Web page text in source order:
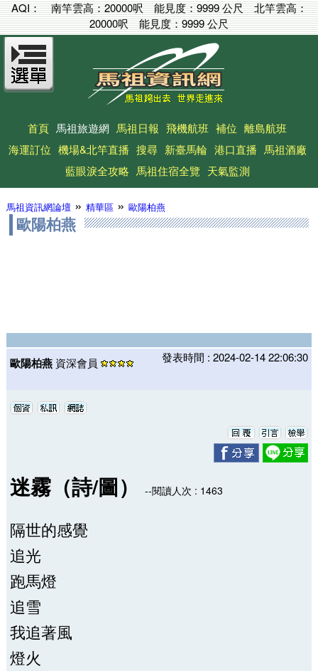
AQI： 南竿雲高：20000呎能見度：9999 公尺北竿雲高：
20000呎能見度：9999 公尺
首頁 馬祖旅遊網 馬祖日報 飛機航班 補位 離島航班
海運訂位 機場&北竿直播 搜尋 新臺馬輪 港口直播 馬祖酒廠
藍眼淚全攻略 馬祖住宿全覽 天氣監測
馬祖資訊網論壇» 精華區» 歐陽柏燕
歐陽柏燕
歐陽柏燕 資深會員 發表時間 : 2024-02-14 22:06:30
迷霧（詩/圖） --閱讀人次 : 1463
隔世的感覺
追光
跑馬燈
追雪
我追著風
燈火